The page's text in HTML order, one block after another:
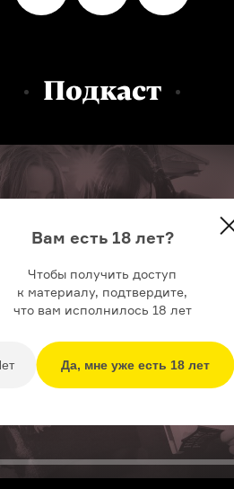
Подкаст
Вам есть 18 лет?
Чтобы получить доступ
к материалу, подтвердите,
что вам исполнилось 18 лет
Да, мне уже есть 18 лет